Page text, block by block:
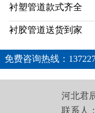
衬塑管道款式齐全
衬胶管道送货到家
免费咨询热线：
河北君
联系人